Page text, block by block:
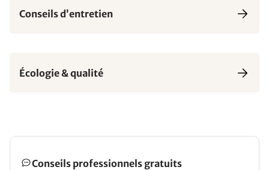
Conseils d’entretien
Écologie & qualité
Conseils professionnels gratuits